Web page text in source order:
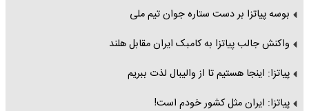
بوسه پیاتزا بر دست ستاره جوان تیم ملی
واکنش جالب پیاتزا به کامبک ایران مقابل هلند
پیاتزا: اینجا هستیم تا از والیبال لذت ببریم
پیاتزا: ایران مثل کشور خودم است!